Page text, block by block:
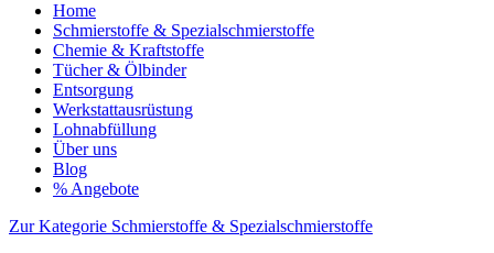
Home
Schmierstoffe & Spezialschmierstoffe
Chemie & Kraftstoffe
Tücher & Ölbinder
Entsorgung
Werkstattausrüstung
Lohnabfüllung
Über uns
Blog
% Angebote
Zur Kategorie Schmierstoffe & Spezialschmierstoffe